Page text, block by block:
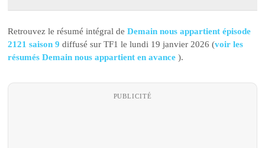
Retrouvez le résumé intégral deDemain nous appartient épisode
2121 saison 9 diffusé sur TF1 le lundi 19 janvier 2026 (voir les
résumés Demain nous appartient en avance).
PUBLICITÉ